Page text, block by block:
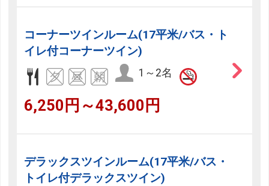
コーナーツインルーム(17平米/バス・ト
イレ付コーナーツイン)
1～2名
6,250円～43,600円
デラックスツインルーム(17平米/バス・
トイレ付デラックスツイン)